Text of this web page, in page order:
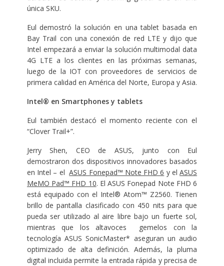
única SKU.
Eul demostró la solución en una tablet basada en
Bay Trail con una conexión de red LTE y dijo que
Intel empezará a enviar la solución multimodal data
4G LTE a los clientes en las próximas semanas,
luego de la IOT con proveedores de servicios de
primera calidad en América del Norte, Europa y Asia.
Intel® en Smartphones y tablets
Eul también destacó el momento reciente con el
“Clover Trail+”.
Jerry Shen, CEO de ASUS, junto con Eul
demostraron dos dispositivos innovadores basados
en Intel – elASUS Fonepad™ Note FHD 6 y elASUS
MeMO Pad™ FHD 10. El ASUS Fonepad Note FHD 6
está equipado con el Intel® Atom™ Z2560. Tienen
brillo de pantalla clasificado con 450 nits para que
pueda ser utilizado al aire libre bajo un fuerte sol,
mientras que los altavoces gemelos con la
tecnología ASUS SonicMaster* aseguran un audio
optimizado de alta definición. Además, la pluma
digital incluida permite la entrada rápida y precisa de